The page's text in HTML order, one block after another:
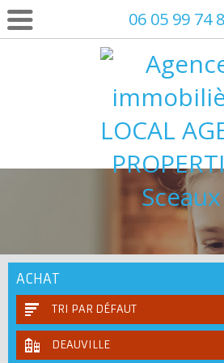
06 05 99 74
ACHAT
TRI PAR DÉFAUT
DEAUVILLE